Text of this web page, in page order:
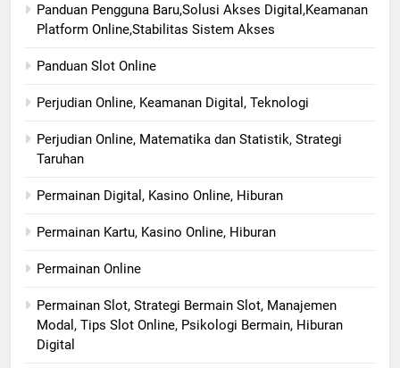
Panduan Pengguna Baru,Solusi Akses Digital,Keamanan
Platform Online,Stabilitas Sistem Akses
Panduan Slot Online
Perjudian Online, Keamanan Digital, Teknologi
Perjudian Online, Matematika dan Statistik, Strategi
Taruhan
Permainan Digital, Kasino Online, Hiburan
Permainan Kartu, Kasino Online, Hiburan
Permainan Online
Permainan Slot, Strategi Bermain Slot, Manajemen
Modal, Tips Slot Online, Psikologi Bermain, Hiburan
Digital